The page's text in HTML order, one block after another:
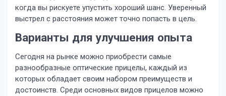
когда вы рискуете упустить хороший шанс. Уверенный
выстрел с расстояния может точно попасть в цель.
Варианты для улучшения опыта
Сегодня на рынке можно приобрести самые
разнообразные оптические прицелы, каждый из
которых обладает своим набором преимуществ и
достоинств. Среди основных видов прицелов можно